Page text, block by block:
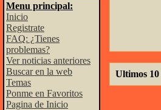
Menu principal:
Inicio
Registrate
FAQ: ¿Tienes
problemas?
Ver noticias anteriores
Buscar en la web
Temas
Ponme en Favoritos
Pagina de Inicio
Ultimos 10